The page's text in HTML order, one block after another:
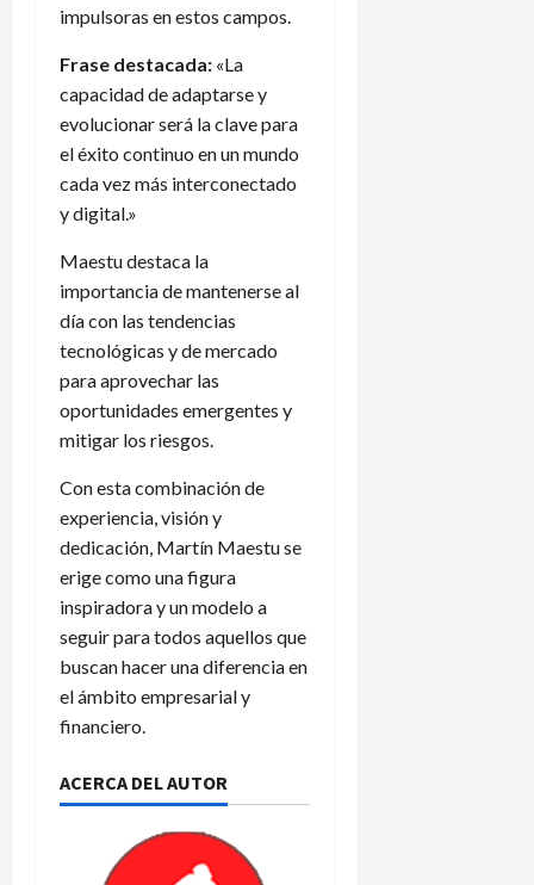
impulsoras en estos campos.
Frase destacada: «La
capacidad de adaptarse y
evolucionar será la clave para
el éxito continuo en un mundo
cada vez más interconectado
y digital.»
Maestu destaca la
importancia de mantenerse al
día con las tendencias
tecnológicas y de mercado
para aprovechar las
oportunidades emergentes y
mitigar los riesgos.
Con esta combinación de
experiencia, visión y
dedicación, Martín Maestu se
erige como una figura
inspiradora y un modelo a
seguir para todos aquellos que
buscan hacer una diferencia en
el ámbito empresarial y
financiero.
ACERCA DEL AUTOR